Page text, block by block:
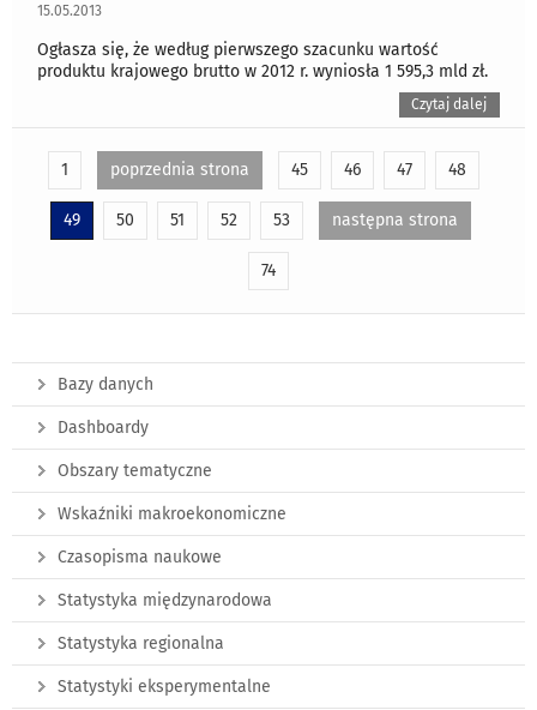
15.05.2013
Ogłasza się, że według pierwszego szacunku wartość
produktu krajowego brutto w 2012 r. wyniosła 1 595,3 mld zł.
Czytaj dalej
1 poprzednia strona 45 46 47 48
49 50 51 52 53 następna strona
74
Bazy danych
Dashboardy
Obszary tematyczne
Wskaźniki makroekonomiczne
Czasopisma naukowe
Statystyka międzynarodowa
Statystyka regionalna
Statystyki eksperymentalne